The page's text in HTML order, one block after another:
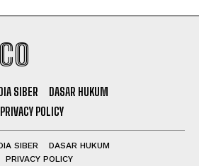
SIBER
DASAR HUKUM
PRIVACY POLICY
SIBER
DASAR HUKUM
PRIVACY POLICY